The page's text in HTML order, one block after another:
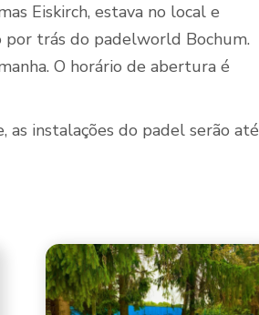
Eiskirch, estava no local e
por trás do padelworld Bochum.
O horário de abertura é
as instalações do padel serão até